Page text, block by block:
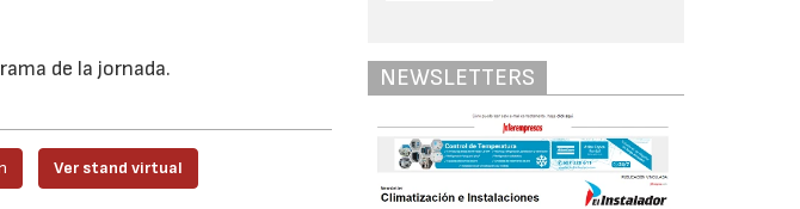
de la jornada.
Ver stand virtual
NEWSLETTERS